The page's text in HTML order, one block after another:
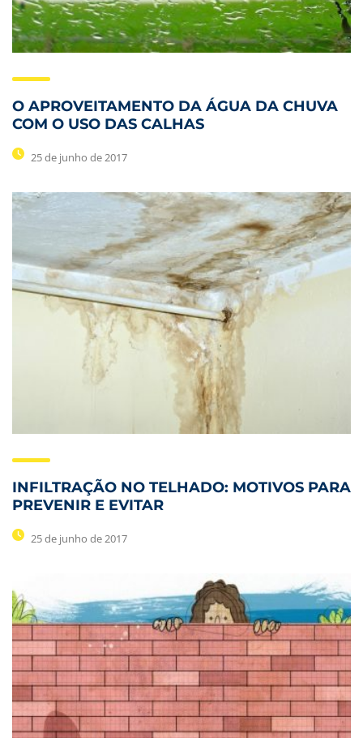
O APROVEITAMENTO DA ÁGUA DA CHUVA
COM O USO DAS CALHAS
25 de junho de 2017
INFILTRAÇÃO NO TELHADO: MOTIVOS PARA
PREVENIR E EVITAR
25 de junho de 2017